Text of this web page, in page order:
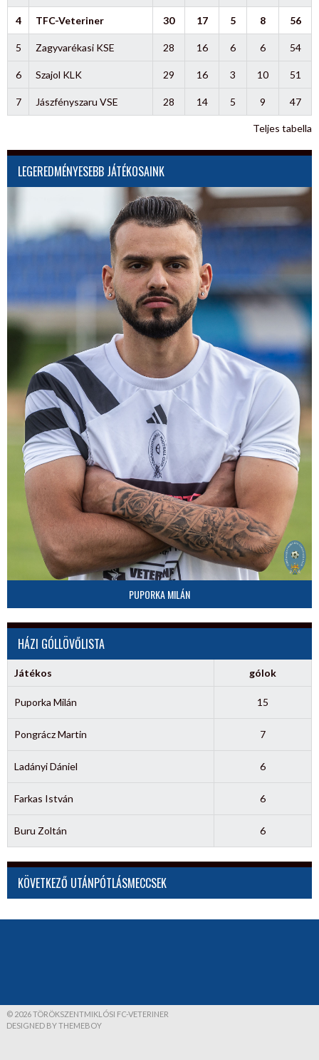
4 TFC-Veteriner 30 17 5 8 56
5 Zagyvarékasi KSE 28 16 6 6 54
6 Szajol KLK 29 16 3 10 51
7 Jászfényszaru VSE 28 14 5 9 47
Teljes tabella
LEGEREDMÉNYESEBB JÁTÉKOSAINK
PUPORKA MILÁN
HÁZI GÓLLÖVŐLISTA
Játékos gólok
Puporka Milán 15
Pongrácz Martin 7
Ladányi Dániel 6
Farkas István 6
Buru Zoltán 6
KÖVETKEZŐ UTÁNPÓTLÁSMECCSEK
© 2026 TÖRÖKSZENTMIKLÓSI FC-VETERINER
DESIGNED BY THEMEBOY